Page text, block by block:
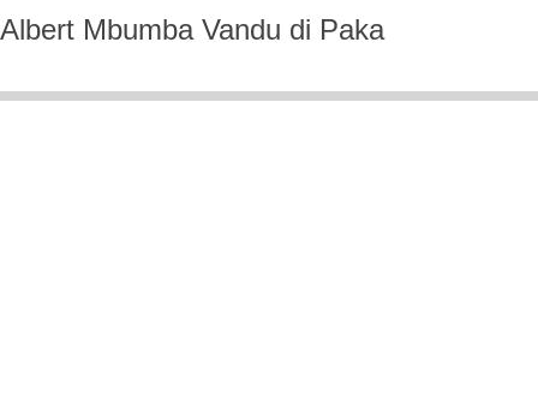
Albert Mbumba Vandu di Paka